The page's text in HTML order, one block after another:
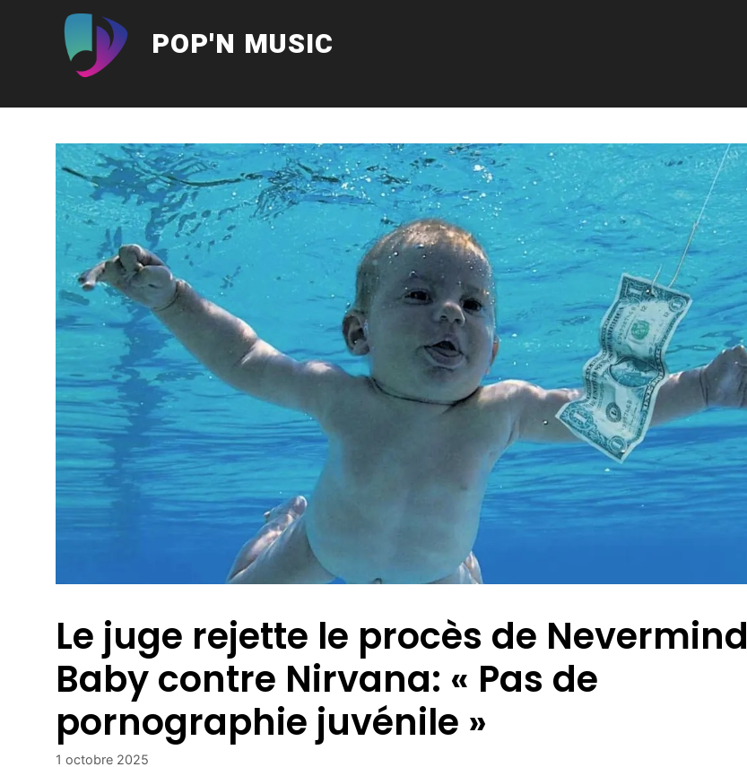
POP'N MUSIC
Le juge rejette le procès de Nevermind
Baby contre Nirvana: « Pas de
pornographie juvénile »
1 octobre 2025